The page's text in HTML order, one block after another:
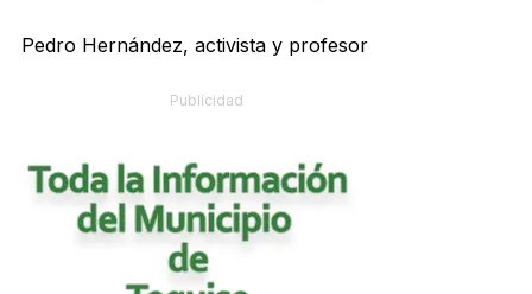
Pedro Hernández, activista y profesor
Publicidad